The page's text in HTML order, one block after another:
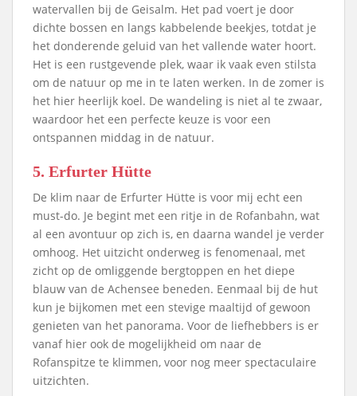
watervallen bij de Geisalm. Het pad voert je door
dichte bossen en langs kabbelende beekjes, totdat je
het donderende geluid van het vallende water hoort.
Het is een rustgevende plek, waar ik vaak even stilsta
om de natuur op me in te laten werken. In de zomer is
het hier heerlijk koel. De wandeling is niet al te zwaar,
waardoor het een perfecte keuze is voor een
ontspannen middag in de natuur.
5. Erfurter Hütte
De klim naar de Erfurter Hütte is voor mij echt een
must-do. Je begint met een ritje in de Rofanbahn, wat
al een avontuur op zich is, en daarna wandel je verder
omhoog. Het uitzicht onderweg is fenomenaal, met
zicht op de omliggende bergtoppen en het diepe
blauw van de Achensee beneden. Eenmaal bij de hut
kun je bijkomen met een stevige maaltijd of gewoon
genieten van het panorama. Voor de liefhebbers is er
vanaf hier ook de mogelijkheid om naar de
Rofanspitze te klimmen, voor nog meer spectaculaire
uitzichten.